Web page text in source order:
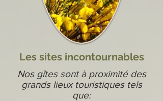
Les sites incontournables
Nos gîtes sont à proximité des
grands lieux touristiques tels
que: